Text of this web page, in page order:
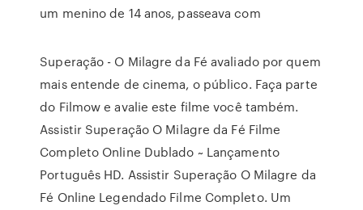
um menino de 14 anos, passeava com
Superação - O Milagre da Fé avaliado por quem
mais entende de cinema, o público. Faça parte
do Filmow e avalie este filme você também.
Assistir Superação O Milagre da Fé Filme
Completo Online Dublado ~ Lançamento
Português HD. Assistir Superação O Milagre da
Fé Online Legendado Filme Completo. Um